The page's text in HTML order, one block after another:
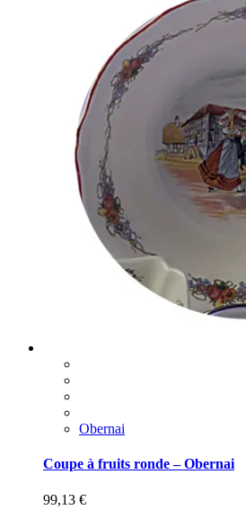
Obernai
Coupe à fruits ronde – Obernai
99,13 €